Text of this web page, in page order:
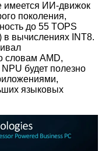
имеется ИИ-движок
поколения,
до 55 TOPS
в вычислениях INT8.
словам AMD,
будет полезно
языковых